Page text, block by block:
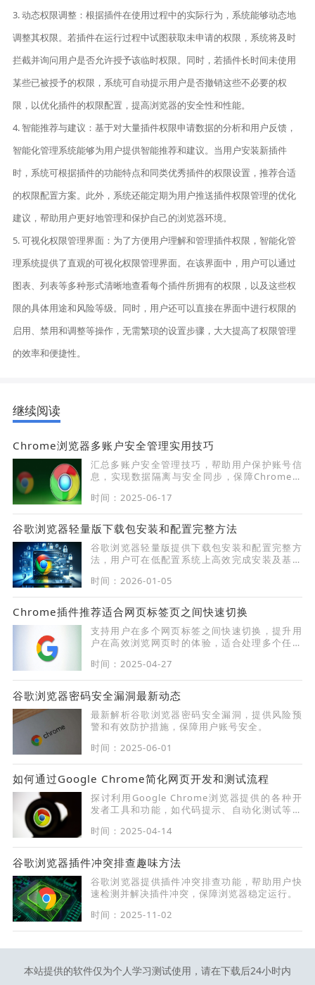
3. 动态权限调整：根据插件在使用过程中的实际行为，系统能够动态地
调整其权限。若插件在运行过程中试图获取未申请的权限，系统将及时
拦截并询问用户是否允许授予该临时权限。同时，若插件长时间未使用
某些已被授予的权限，系统可自动提示用户是否撤销这些不必要的权
限，以优化插件的权限配置，提高浏览器的安全性和性能。
4. 智能推荐与建议：基于对大量插件权限申请数据的分析和用户反馈，
智能化管理系统能够为用户提供智能推荐和建议。当用户安装新插件
时，系统可根据插件的功能特点和同类优秀插件的权限设置，推荐合适
的权限配置方案。此外，系统还能定期为用户推送插件权限管理的优化
建议，帮助用户更好地管理和保护自己的浏览器环境。
5. 可视化权限管理界面：为了方便用户理解和管理插件权限，智能化管
理系统提供了直观的可视化权限管理界面。在该界面中，用户可以通过
图表、列表等多种形式清晰地查看每个插件所拥有的权限，以及这些权
限的具体用途和风险等级。同时，用户还可以直接在界面中进行权限的
启用、禁用和调整等操作，无需繁琐的设置步骤，大大提高了权限管理
的效率和便捷性。
继续阅读
Chrome浏览器多账户安全管理实用技巧
汇总多账户安全管理技巧，帮助用户保护账号信
息，实现数据隔离与安全同步，保障Chrome浏
时间：2025-06-17
谷歌浏览器轻量版下载包安装和配置完整方法
谷歌浏览器轻量版提供下载包安装和配置完整方
法，用户可在低配置系统上高效完成安装及基础
高操作效率。
时间：2026-01-05
Chrome插件推荐适合网页标签页之间快速切换
支持用户在多个网页标签之间快速切换，提升用
户在高效浏览网页时的体验，适合处理多个任务
时间：2025-04-27
谷歌浏览器密码安全漏洞最新动态
最新解析谷歌浏览器密码安全漏洞，提供风险预
警和有效防护措施，保障用户账号安全。
时间：2025-06-01
如何通过Google Chrome简化网页开发和测试流程
探讨利用Google Chrome浏览器提供的各种开
发者工具和功能，如代码提示、自动化测试等，
工作效率，缩短项目开发周期。
时间：2025-04-14
谷歌浏览器插件冲突排查趣味方法
谷歌浏览器提供插件冲突排查功能，帮助用户快
速检测并解决插件冲突，保障浏览器稳定运行。
时间：2025-11-02
本站提供的软件仅为个人学习测试使用，请在下载后24小时内